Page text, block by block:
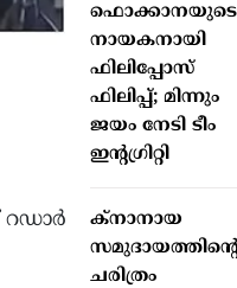
ഫൊക്കാനയുടെ
നായകനായി
ഫിലിപ്പോസ്
ഫിലിപ്പ്; മിന്നും
ജയം നേടി ടീം
ഇന്റഗ്രിറ്റി
ക്നാനായ
ചരിത്രം